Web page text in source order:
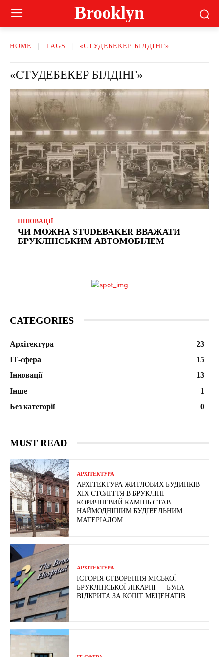
Brooklyn
HOME TAGS «СТУДЕБЕКЕР БІЛДІНГ»
«СТУДЕБЕКЕР БІЛДІНГ»
ІННОВАЦІЇ
ЧИ МОЖНА STUDEBAKER ВВАЖАТИ
БРУКЛІНСЬКИМ АВТОМОБІЛЕМ
CATEGORIES
Архітектура
23
ІТ-сфера
15
Інновації
13
Інше
1
Без категорії
0
MUST READ
АРХІТЕКТУРА
АРХІТЕКТУРА ЖИТЛОВИХ БУДИНКІВ
ХІХ СТОЛІТТЯ В БРУКЛІНІ —
КОРИЧНЕВИЙ КАМІНЬ СТАВ
НАЙМОДНІШИМ БУДІВЕЛЬНИМ
МАТЕРІАЛОМ
АРХІТЕКТУРА
ІСТОРІЯ СТВОРЕННЯ МІСЬКОЇ
БРУКЛІНСЬКОЇ ЛІКАРНІ — БУЛА
ВІДКРИТА ЗА КОШТ МЕЦЕНАТІВ